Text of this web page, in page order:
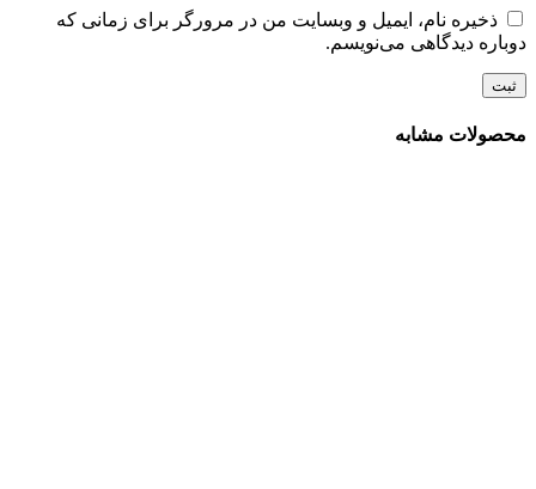
ذخیره نام، ایمیل و وبسایت من در مرورگر برای زمانی که
دوباره دیدگاهی می‌نویسم.
محصولات مشابه